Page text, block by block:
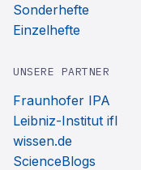
Sonderhefte
Einzelhefte
UNSERE PARTNER
Fraunhofer IPA
Leibniz-Institut ifl
wissen.de
ScienceBlogs